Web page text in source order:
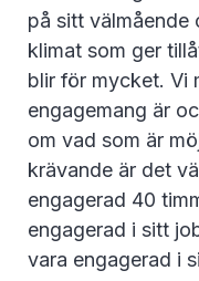
på sitt välmående
klimat som ger
blir för mycket. Vi
engagemang är
om vad som är
krävande är det
engagerad 40
engagerad i sitt
vara engagerad i